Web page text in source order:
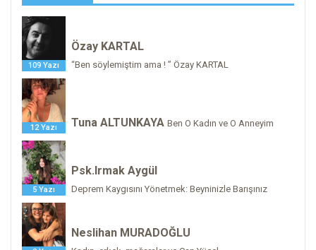
109 Yazı
Özay KARTAL
“Ben söylemiştim ama ! ” Özay KARTAL
12 Yazı Tuna ALTUNKAYA Ben O Kadın ve O Anneyim
5 Yazı
Psk.Irmak Aygül
Deprem Kaygısını Yönetmek: Beyninizle Barışınız
Neslihan MURADOĞLU